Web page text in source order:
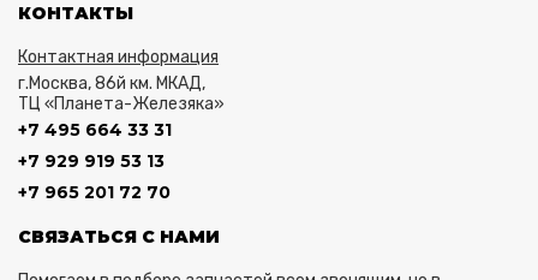
КОНТАКТЫ
Контактная информация
г.Москва, 86й км. МКАД,
ТЦ «Планета-Железяка»
+7 495 664 33 31
+7 929 919 53 13
+7 965 201 72 70
СВЯЗАТЬСЯ С НАМИ